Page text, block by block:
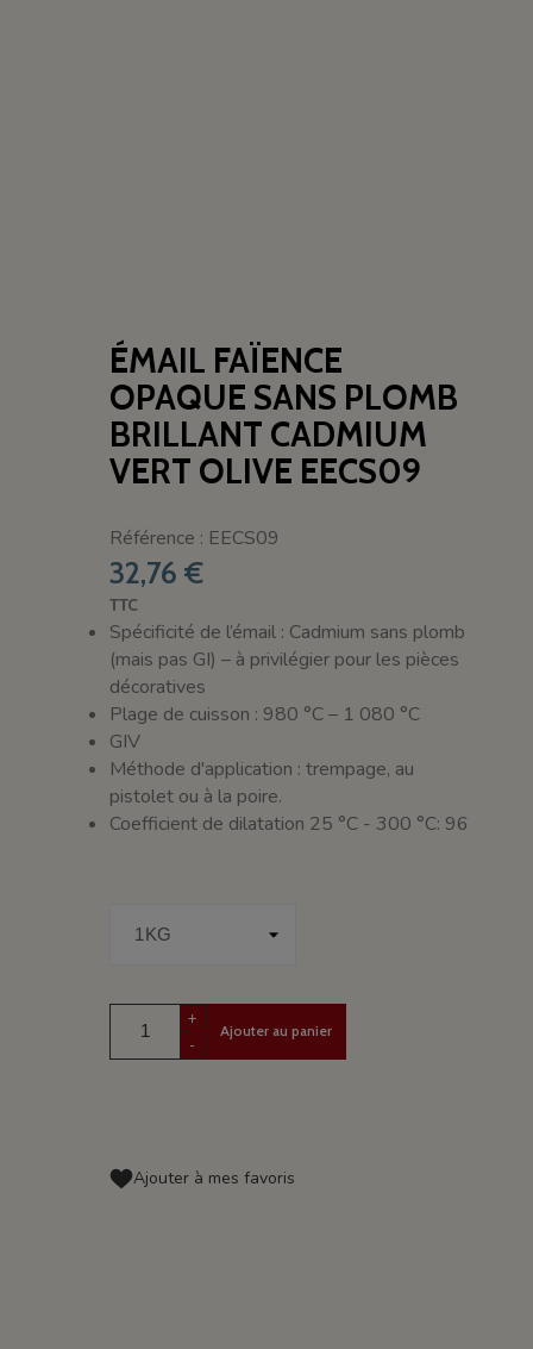
ÉMAIL FAÏENCE
OPAQUE SANS PLOMB
BRILLANT CADMIUM
VERT OLIVE EECS09
Référence : EECS09
32,76 €
TTC
Spécificité de l’émail : Cadmium sans plomb
(mais pas GI) – à privilégier pour les pièces
décoratives
Plage de cuisson : 980 °C – 1 080 °C
GIV
Méthode d'application : trempage, au
pistolet ou à la poire.
Coefficient de dilatation 25 °C - 300 °C: 96
+
-
Ajouter au panier
Ajouter à mes favoris